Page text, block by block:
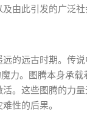
由此引发的广泛社
的远古时期。传
力。图腾本身承载
。这些图腾的力
性的后果。